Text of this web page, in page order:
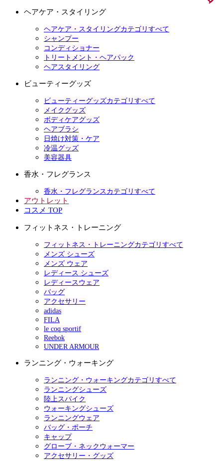
ヘアケア・スタイリング
ヘアケア・スタイリングカテゴリすべて
シャンプー
コンディショナー
トリートメント・ヘアパック
ヘアスタイリング
ビューティーグッズ
ビューティーグッズカテゴリすべて
メイクグッズ
ボディケアグッズ
ヘアブラシ
日焼け対策・ケア
冷温グッズ
美容器具
香水・フレグランス
香水・フレグランスカテゴリすべて
アウトレット
コスメ TOP
フィットネス・トレーニング
フィットネス・トレーニングカテゴリすべて
メンズ シューズ
メンズ ウェア
レディース シューズ
レディースウェア
バッグ
アクセサリー
adidas
FILA
le coq sportif
Reebok
UNDER ARMOUR
ランニング・ウォーキング
ランニング・ウォーキングカテゴリすべて
ランニングシューズ
陸上スパイク
ウォーキングシューズ
ランニングウェア
バッグ・ポーチ
キャップ
グローブ・ネックウォーマー
アクセサリー・グッズ